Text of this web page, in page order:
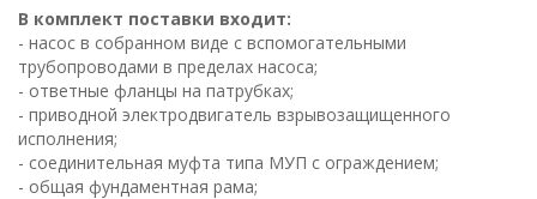
В комплект поставки входит:
- насос в собранном виде с вспомогательными
трубопроводами в пределах насоса;
- ответные фланцы на патрубках;
- приводной электродвигатель взрывозащищенного
исполнения;
- соединительная муфта типа МУП с ограждением;
- общая фундаментная рама;